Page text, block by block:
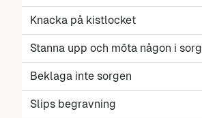
Knacka på kistlocket
Stanna upp och möta någon i sorg
Beklaga inte sorgen
Slips begravning